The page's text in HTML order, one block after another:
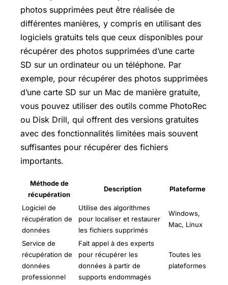
photos supprimées peut être réalisée de
différentes manières, y compris en utilisant des
logiciels gratuits tels que ceux disponibles pour
récupérer des photos supprimées d’une carte
SD sur un ordinateur ou un téléphone. Par
exemple, pour récupérer des photos supprimées
d’une carte SD sur un Mac de manière gratuite,
vous pouvez utiliser des outils comme PhotoRec
ou Disk Drill, qui offrent des versions gratuites
avec des fonctionnalités limitées mais souvent
suffisantes pour récupérer des fichiers
importants.
Méthode de
récupération
Description Plateforme
Logiciel de
récupération de
données
Utilise des algorithmes
pour localiser et restaurer
les fichiers supprimés
Windows,
Mac, Linux
Service de
récupération de
données
professionnel
Fait appel à des experts
pour récupérer les
données à partir de
supports endommagés
Toutes les
plateformes